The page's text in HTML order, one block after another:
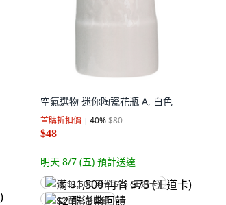
空氣選物 迷你陶瓷花瓶 A, 白色
首購折扣價 40%$80
$48
明天 8/7 (五) 預計送達
满 $1,500 再省 $75 (王道卡)
$2 酷澎幣回饋